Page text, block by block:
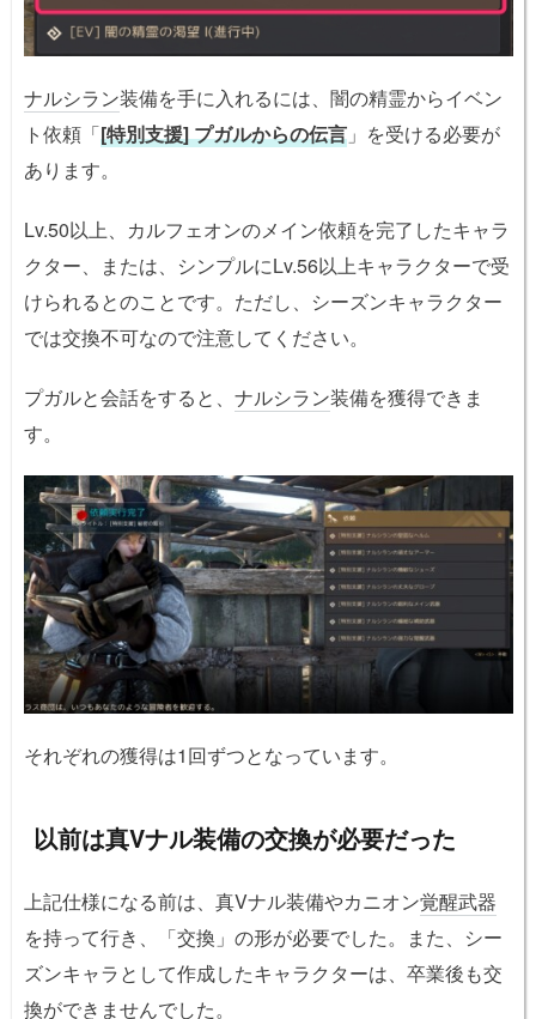
ナルシラン装備を手に入れるには、闇の精霊からイベン
ト依頼「[特別支援] プガルからの伝言 」を受ける必要が
あります。
Lv.50以上、カルフェオンのメイン依頼を完了したキャラ
クター、または、シンプルにLv.56以上キャラクターで受
けられるとのことです。ただし、シーズンキャラクター
では交換不可なので注意してください。
プガルと会話をすると、 ナルシラン装備を獲得できま
す。
それぞれの獲得は1回ずつとなっています。
以前は真Vナル装備の交換が必要だった
上記仕様になる前は、真Vナル装備やカニオン覚醒武器
を持って行き、「交換」の形が必要でした。また、シー
ズンキャラとして作成したキャラクターは、卒業後も交
換ができませんでした。